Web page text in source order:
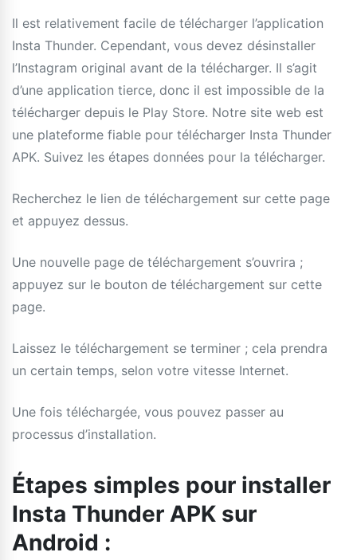
Il est relativement facile de télécharger l’application
Insta Thunder. Cependant, vous devez désinstaller
l’Instagram original avant de la télécharger. Il s’agit
d’une application tierce, donc il est impossible de la
télécharger depuis le Play Store. Notre site web est
une plateforme fiable pour télécharger Insta Thunder
APK. Suivez les étapes données pour la télécharger.
Recherchez le lien de téléchargement sur cette page
et appuyez dessus.
Une nouvelle page de téléchargement s’ouvrira ;
appuyez sur le bouton de téléchargement sur cette
page.
Laissez le téléchargement se terminer ; cela prendra
un certain temps, selon votre vitesse Internet.
Une fois téléchargée, vous pouvez passer au
processus d’installation.
Étapes simples pour installer
Insta Thunder APK sur
Android :